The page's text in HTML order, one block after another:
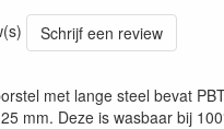
Schrijf een review
met lange steel bevat
mm. Deze is wasbaar bij